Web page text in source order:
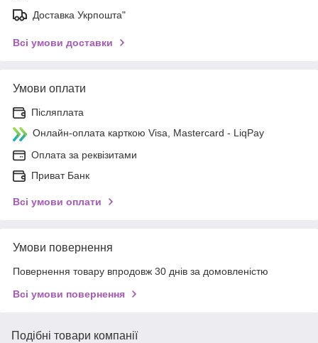
Доставка Укрпошта"
Всі умови доставки
Умови оплати
Післяплата
Онлайн-оплата карткою Visa, Mastercard - LiqPay
Оплата за реквізитами
Приват Банк
Всі умови оплати
Умови повернення
Повернення товару впродовж 30 днів за домовленістю
Всі умови повернення
Подібні товари компанії